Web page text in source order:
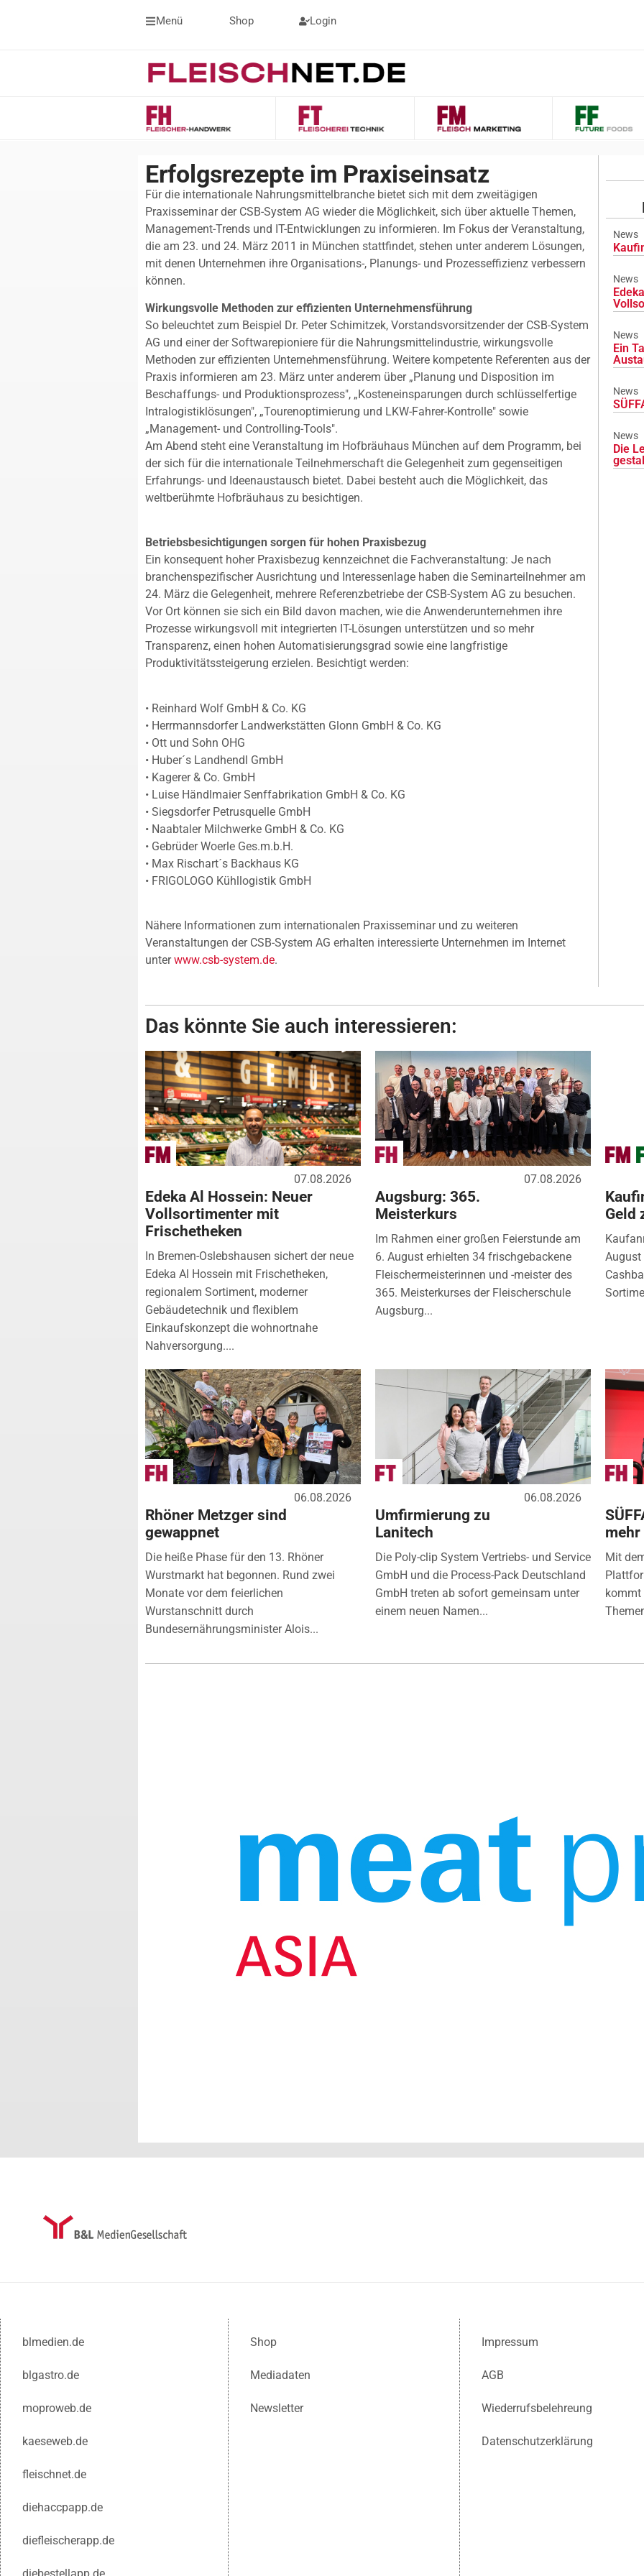
Menü Shop Login
Erfolgsrezepte im Praxiseinsatz
Für die internationale Nahrungsmittelbranche bietet sich mit dem zweitägigen
Praxisseminar der CSB-System AG wieder die Möglichkeit, sich über aktuelle Themen,
Management-Trends und IT-Entwicklungen zu informieren. Im Fokus der Veranstaltung,
die am 23. und 24. März 2011 in München stattfindet, stehen unter anderem Lösungen,
mit denen Unternehmen ihre Organisations-, Planungs- und Prozesseffizienz verbessern
können.
Wirkungsvolle Methoden zur effizienten Unternehmensführung
So beleuchtet zum Beispiel Dr. Peter Schimitzek, Vorstandsvorsitzender der CSB-System
AG und einer der Softwarepioniere für die Nahrungsmittelindustrie, wirkungsvolle
Methoden zur effizienten Unternehmensführung. Weitere kompetente Referenten aus der
Praxis informieren am 23. März unter anderem über „Planung und Disposition im
Beschaffungs- und Produktionsprozess", „Kosteneinsparungen durch schlüsselfertige
Intralogistiklösungen", „Tourenoptimierung und LKW-Fahrer-Kontrolle" sowie
„Management- und Controlling-Tools".
Am Abend steht eine Veranstaltung im Hofbräuhaus München auf dem Programm, bei
der sich für die internationale Teilnehmerschaft die Gelegenheit zum gegenseitigen
Erfahrungs- und Ideenaustausch bietet. Dabei besteht auch die Möglichkeit, das
weltberühmte Hofbräuhaus zu besichtigen.
Betriebsbesichtigungen sorgen für hohen Praxisbezug
Ein konsequent hoher Praxisbezug kennzeichnet die Fachveranstaltung: Je nach
branchenspezifischer Ausrichtung und Interessenlage haben die Seminarteilnehmer am
24. März die Gelegenheit, mehrere Referenzbetriebe der CSB-System AG zu besuchen.
Vor Ort können sie sich ein Bild davon machen, wie die Anwenderunternehmen ihre
Prozesse wirkungsvoll mit integrierten IT-Lösungen unterstützen und so mehr
Transparenz, einen hohen Automatisierungsgrad sowie eine langfristige
Produktivitätssteigerung erzielen. Besichtigt werden:
• Reinhard Wolf GmbH & Co. KG
• Herrmannsdorfer Landwerkstätten Glonn GmbH & Co. KG
• Ott und Sohn OHG
• Huber´s Landhendl GmbH
• Kagerer & Co. GmbH
• Luise Händlmaier Senffabrikation GmbH & Co. KG
• Siegsdorfer Petrusquelle GmbH
• Naabtaler Milchwerke GmbH & Co. KG
• Gebrüder Woerle Ges.m.b.H.
• Max Rischart´s Backhaus KG
• FRIGOLOGO Kühllogistik GmbH
Nähere Informationen zum internationalen Praxisseminar und zu weiteren
Veranstaltungen der CSB-System AG erhalten interessierte Unternehmen im Internet
unterwww.csb-system.de.
News
News
News
Ein
News
News
Die
Das könnte Sie auch interessieren:
07.08.2026
Edeka Al Hossein: Neuer
Vollsortimenter mit
Frischetheken
In Bremen-Oslebshausen sichert der neue
Edeka Al Hossein mit Frischetheken,
regionalem Sortiment, moderner
Gebäudetechnik und flexiblem
Einkaufskonzept die wohnortnahe
Nahversorgung....
07.08.2026
Augsburg: 365.
Meisterkurs
Im Rahmen einer großen Feierstunde am
6. August erhielten 34 frischgebackene
Fleischermeisterinnen und -meister des
365. Meisterkurses der Fleischerschule
Augsburg...
Geld
August
06.08.2026
Rhöner Metzger sind
gewappnet
Die heiße Phase für den 13. Rhöner
Wurstmarkt hat begonnen. Rund zwei
Monate vor dem feierlichen
Wurstanschnitt durch
Bundesernährungsminister Alois...
06.08.2026
Umfirmierung zu
Lanitech
Die Poly-clip System Vertriebs- und Service
GmbH und die Process-Pack Deutschland
GmbH treten ab sofort gemeinsam unter
einem neuen Namen...
mehr
Mit
kommt
blmedien.de
blgastro.de
moproweb.de
kaeseweb.de
fleischnet.de
diehaccpapp.de
diefleischerapp.de
diebestellapp.de
Shop
Mediadaten
Newsletter
Impressum
AGB
Wiederrufsbelehreung
Datenschutzerklärung